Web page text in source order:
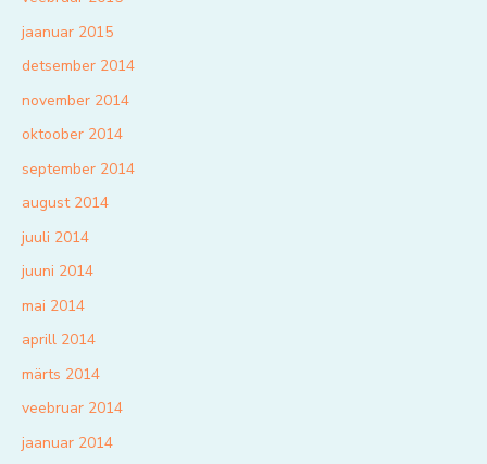
jaanuar 2015
detsember 2014
november 2014
oktoober 2014
september 2014
august 2014
juuli 2014
juuni 2014
mai 2014
aprill 2014
märts 2014
veebruar 2014
jaanuar 2014